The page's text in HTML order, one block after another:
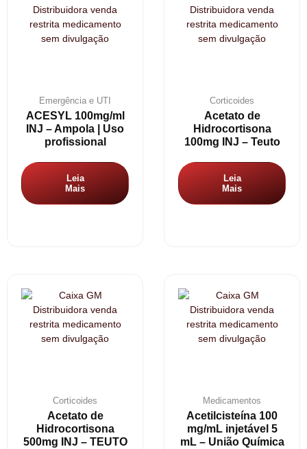
Emergência e UTI
ACESYL 100mg/ml
INJ – Ampola | Uso
profissional
Leia
Mais
Corticoides
Acetato de
Hidrocortisona
100mg INJ – Teuto
Leia
Mais
Corticoides
Acetato de
Hidrocortisona
500mg INJ – TEUTO
Medicamentos
Acetilcisteína 100
mg/mL injetável 5
mL – União Química